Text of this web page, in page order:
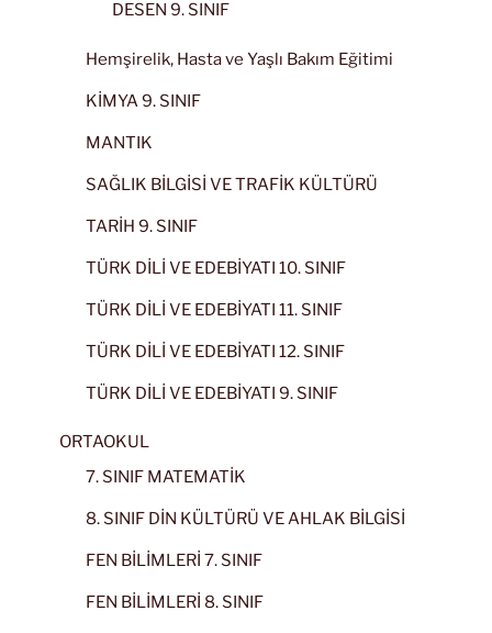
DESEN 9. SINIF
Hemşirelik, Hasta ve Yaşlı Bakım Eğitimi
KİMYA 9. SINIF
MANTIK
SAĞLIK BİLGİSİ VE TRAFİK KÜLTÜRÜ
TARİH 9. SINIF
TÜRK DİLİ VE EDEBİYATI 10. SINIF
TÜRK DİLİ VE EDEBİYATI 11. SINIF
TÜRK DİLİ VE EDEBİYATI 12. SINIF
TÜRK DİLİ VE EDEBİYATI 9. SINIF
ORTAOKUL
7. SINIF MATEMATİK
8. SINIF DİN KÜLTÜRÜ VE AHLAK BİLGİSİ
FEN BİLİMLERİ 7. SINIF
FEN BİLİMLERİ 8. SINIF